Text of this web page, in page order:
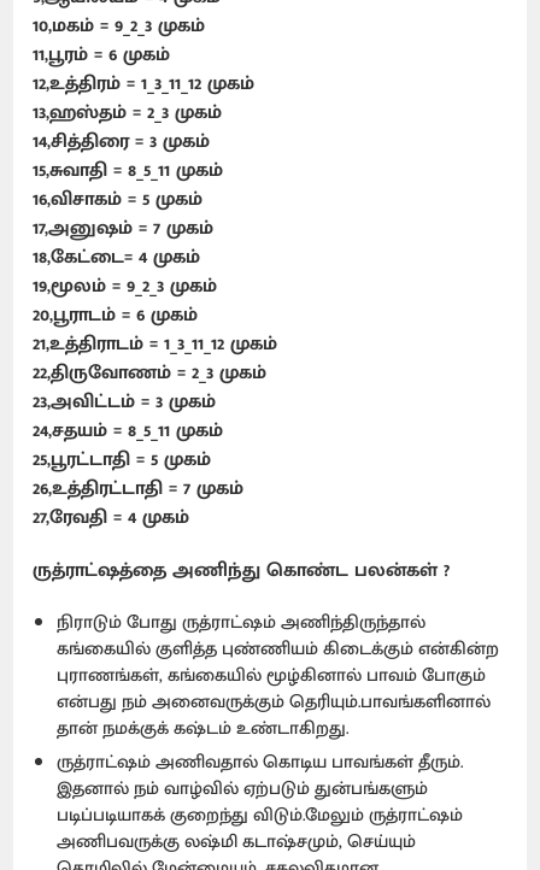
10,மகம் = 9_2_3 முகம்
11,பூரம் = 6 முகம்
12,உத்திரம் = 1_3_11_12 முகம்
13,ஹஸ்தம் = 2_3 முகம்
14,சித்திரை = 3 முகம்
15,சுவாதி = 8_5_11 முகம்
16,விசாகம் = 5 முகம்
17,அனுஷம் = 7 முகம்
18,கேட்டை= 4 முகம்
19,மூலம் = 9_2_3 முகம்
20,பூராடம் = 6 முகம்
21,உத்திராடம் = 1_3_11_12 முகம்
22,திருவோணம் = 2_3 முகம்
23,அவிட்டம் = 3 முகம்
24,சதயம் = 8_5_11 முகம்
25,பூரட்டாதி = 5 முகம்
26,உத்திரட்டாதி = 7 முகம்
27,ரேவதி = 4 முகம்
ருத்ராட்ஷத்தை அணிந்து கொண்ட பலன்கள் ?
நிராடும் போது ருத்ராட்ஷம் அணிந்திருந்தால்
கங்கையில் குளித்த புண்ணியம் கிடைக்கும் என்கின்ற
புராணங்கள், கங்கையில் மூழ்கினால் பாவம் போகும்
என்பது நம் அனைவருக்கும் தெரியும்.பாவங்களினால்
தான் நமக்குக் கஷ்டம் உண்டாகிறது.
ருத்ராட்ஷம் அணிவதால் கொடிய பாவங்கள் தீரும்.
இதனால் நம் வாழ்வில் ஏற்படும் துன்பங்களும்
படிப்படியாகக் குறைந்து விடும்.மேலும் ருத்ராட்ஷம்
அணிபவருக்கு லஷ்மி கடாஷ்சமும், செய்யும்